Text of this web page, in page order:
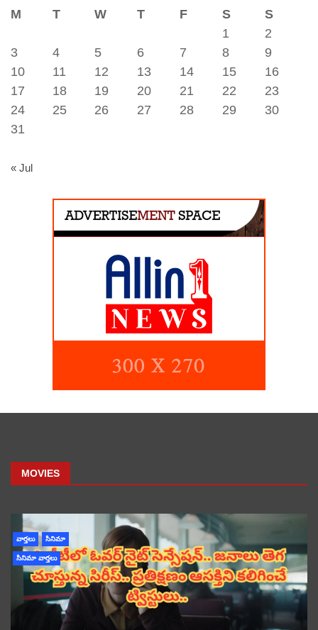
M
T W T F S
S
1
2
3
4 5 6 7 8
9
10
11 12 13 14 15
16
17
18 19 20 21 22
23
24
25 26 27 28 29
30
31
« Jul
MOVIES
వార్తలు సినిమా
సినిమా వార్తలు